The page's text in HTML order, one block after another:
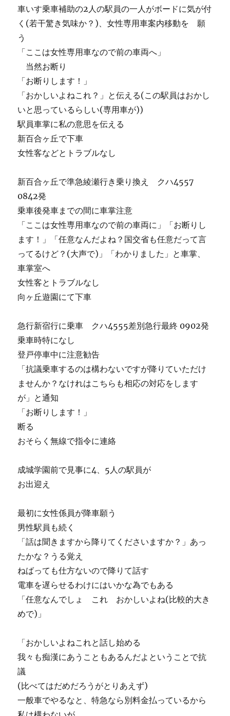
車いす乗車補助の2人の駅員の一人がボードに気が付
く(若干驚き気味か？)、女性専用車案内移動を 願
う
「ここは女性専用車なので前の車両へ」
当然お断り
「お断りします！」
「おかしいよねこれ？」と伝える(この駅員はおかし
いと思っているらしい(専用車が))
駅員車掌に私の意思を伝える
新百合ヶ丘で下車
女性客などとトラブルなし
新百合ヶ丘で準急綾瀬行き乗り換え クハ4557
0842発
乗車後発車までの間に車掌注意
「ここは女性専用車なので前の車両に」「お断りし
ます！」「任意なんだよね？国交省も任意だって言
ってるけど？(大声で)」「わかりました」と車掌、
車掌室へ
女性客とトラブルなし
向ヶ丘遊園にて下車
急行新宿行に乗車 クハ4555差別急行最終 0902発
乗車時特になし
登戸停車中に注意勧告
「抗議乗車するのは構わないですが降りていただけ
ませんか？なけれはこちらも相応の対応をします
が」と通知
「お断りします！」
断る
おそらく無線で指令に連絡
成城学園前で見事に4、5人の駅員が
お出迎え
最初に女性係員が降車願う
男性駅員も続く
「話は聞きますから降りてくださいますか？」あっ
たかな？うる覚え
ねばっても仕方ないので降りて話す
電車を遅らせるわけにはいかな為でもある
「任意なんでしょ これ おかしいよね(比較的大き
めで)」
「おかしいよねこれと話し始める
我々も痴漢にあうこともあるんだよということで抗
議
(比べてはだめだろうがとりあえず)
一般車でやるなと、特急なら別料金払っているから